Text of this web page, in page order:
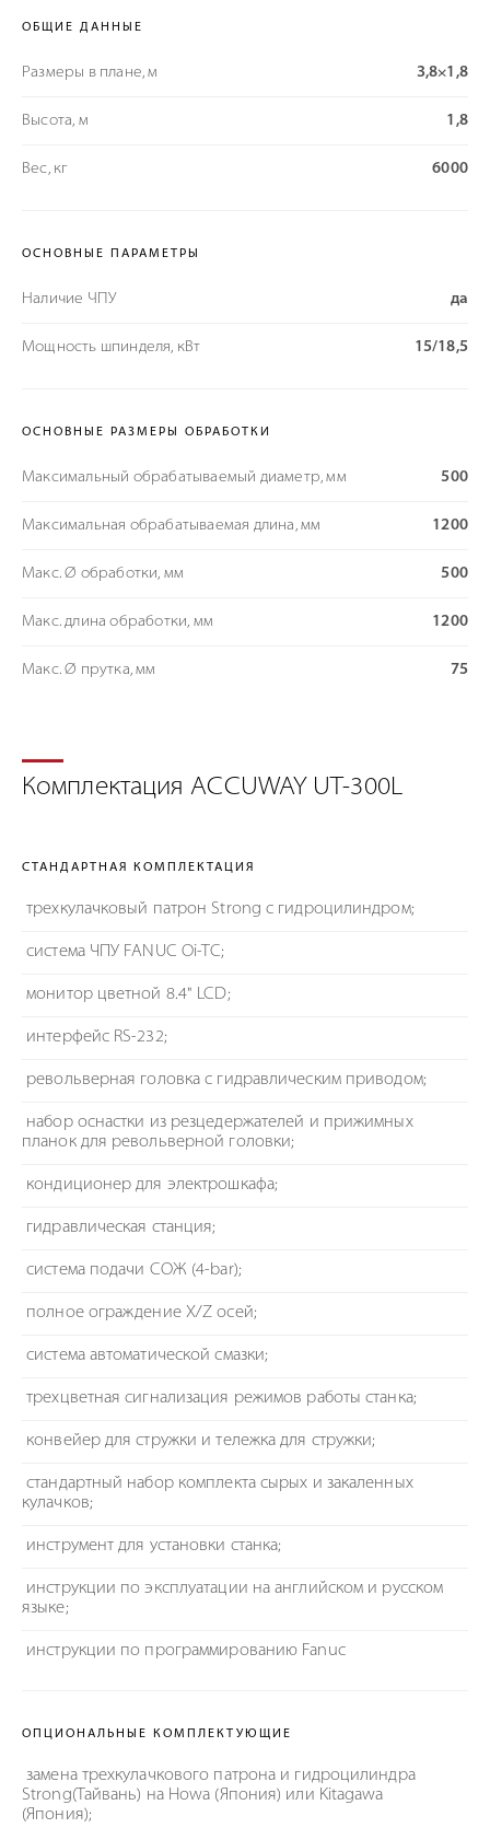
ОБЩИЕ ДАННЫЕ
Размеры в плане, м 3,8×1,8
Высота, м 1,8
Вес, кг 6000
ОСНОВНЫЕ ПАРАМЕТРЫ
Наличие ЧПУ да
Мощность шпинделя, кВт 15/18,5
ОСНОВНЫЕ РАЗМЕРЫ ОБРАБОТКИ
Максимальный обрабатываемый диаметр, мм 500
Максимальная обрабатываемая длина, мм 1200
Макс. Ø обработки, мм 500
Макс. длина обработки, мм 1200
Макс. Ø прутка, мм 75
Комплектация ACCUWAY UT-300L
СТАНДАРТНАЯ КОМПЛЕКТАЦИЯ
трехкулачковый патрон Strong с гидроцилиндром;
система ЧПУ FANUC Oi-TC;
монитор цветной 8.4" LCD;
интерфейс RS-232;
револьверная головка с гидравлическим приводом;
набор оснастки из резцедержателей и прижимных
планок для револьверной головки;
кондиционер для электрошкафа;
гидравлическая станция;
система подачи СОЖ (4-bar);
полное ограждение X/Z осей;
система автоматической смазки;
трехцветная сигнализация режимов работы станка;
конвейер для стружки и тележка для стружки;
стандартный набор комплекта сырых и закаленных
кулачков;
инструмент для установки станка;
инструкции по эксплуатации на английском и русском
языке;
инструкции по программированию Fanuc
ОПЦИОНАЛЬНЫЕ КОМПЛЕКТУЮЩИЕ
замена трехкулачкового патрона и гидроцилиндра
Strong(Тайвань) на Howa (Япония) или Kitagawa
(Япония);